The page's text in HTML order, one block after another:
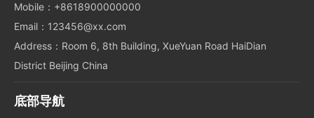
Mobile：+8618900000000
Email：123456@xx.com
Address：Room 6, 8th Building, XueYuan Road HaiDian
District Beijing China
底部导航